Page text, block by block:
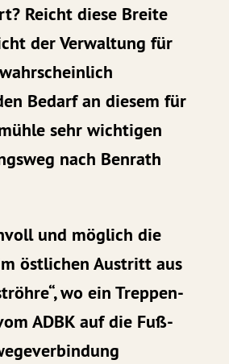
Reicht diese Breite
der Verwaltung für
Bedarf an diesem für
sehr wichtigen
nach Benrath
und möglich die
östlichen Austritt aus
wo ein Treppen-
ADBK auf die Fuß-